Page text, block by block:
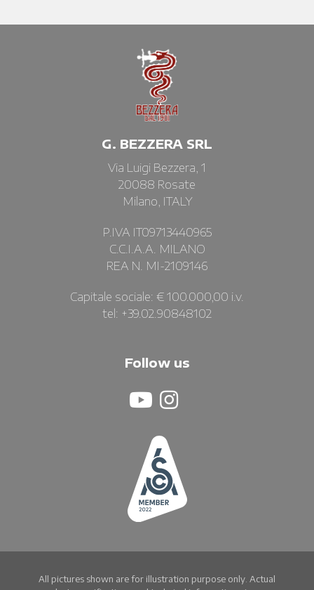
G. BEZZERA SRL
Via Luigi Bezzera, 1
20088 Rosate
Milano, ITALY
P.IVA IT09713440965
C.C.I.A.A. MILANO
REA N. MI-2109146
Capitale sociale: € 100.000,00 i.v.
tel: +39.02.90848102
Follow us
All pictures shown are for illustration purpose only. Actual